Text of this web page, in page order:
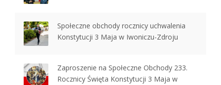
Społeczne obchody rocznicy uchwalenia
Konstytucji 3 Maja w Iwoniczu-Zdroju
Zaproszenie na Społeczne Obchody 233.
Rocznicy Święta Konstytucji 3 Maja w